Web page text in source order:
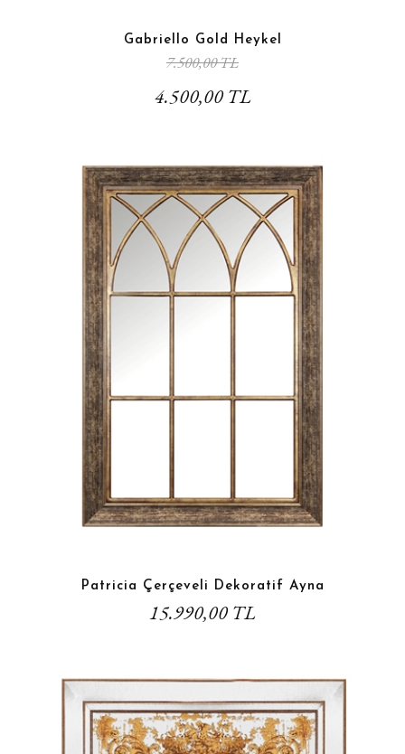
Gabriello Gold Heykel
7.500,00 TL
4.500,00 TL
Patricia Çerçeveli Dekoratif Ayna
15.990,00 TL